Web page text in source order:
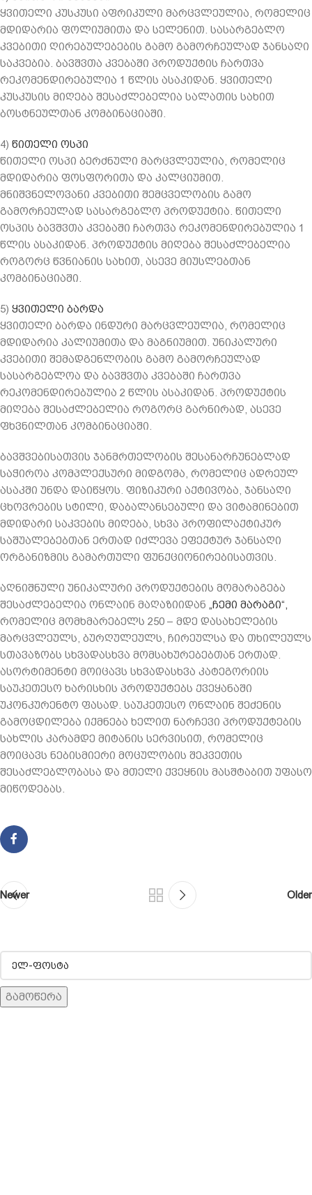
ყვითელი კუსკუსი აფრიკული მარცვლეულია, რომელიც
მდიდარია ფოლიუმითა და სელენით. სასარგებლო
კვებითი ღირებულებების გამო გამორჩეულად ჯანსაღი
საკვებია. ბავშვთა კვებაში პროდუქტის ჩართვა
რეკომენდირებულია 1 წლის ასაკიდან. ყვითელი
კუსკუსის მიღება შესაძლებელია სალათის სახით
ბოსტნეულთან კომბინაციაში.
4) წითელი ოსპი
წითელი ოსპი ბერძნული მარცვლეულია, რომელიც
მდიდარია ფოსფორითა და კალციუმით.
მნიშვნელოვანი კვებითი შემცველობის გამო
გამორჩეულად სასარგებლო პროდუქტია. წითელი
ოსპის ბავშვთა კვებაში ჩართვა რეკომენდირებულია 1
წლის ასაკიდან. პროდუქტის მიღება შესაძლებელია
როგორც წვნიანის სახით, ასევე მიუსლებთან
კომბინაციაში.
5) ყვითელი ბარდა
ყვითელი ბარდა ინდური მარცვლეულია, რომელიც
მდიდარია კალიუმითა და მაგნიუმით. უნიკალური
კვებითი შემადგენლობის გამო გამორჩეულად
სასარგებლოა და ბავშვთა კვებაში ჩართვა
რეკომენდირებულია 2 წლის ასაკიდან. პროდუქტის
მიღება შესაძლებელია როგორც გარნირად, ასევე
ფხვნილთან კომბინაციაში.
ბავშვებისათვის ჯანმრთელობის შესანარჩუნებლად
საჭიროა კომპლექსური მიდგომა, რომელიც ადრეულ
ასაკში უნდა დაიწყოს. ფიზიკური აქტივობა, ჯანსაღი
ცხოვრების სტილი, დაბალანსებული და ვიტამინებით
მდიდარი საკვების მიღება, სხვა პროფილაქტიკურ
საშუალებებთან ერთად იძლევა ეფექტურ ჯანსაღი
ორგანიზმის გამართული ფუნქციონირებისათვის.
აღნიშნული უნიკალური პროდუქტების მომარაგება
შესაძლებელია ონლაინ მაღაზიიდან „ჩემი მარაგი“,
რომელიც მომხმარებელს 250 – მდე დასახელების
მარცვლეულს, ბურღულეულს, ჩირეულსა და თხილეულს
სთავაზობს სხვადასხვა მომსახურებებთან ერთად.
ასორტიმენტი მოიცავს სხვადასხვა კატეგორიის
საუკეთესო ხარისხის პროდუქტებს ქვეყანაში
უკონკურენტო ფასად. საუკეთესო ონლაინ შეძენის
გამოცდილება იქმნება ხელით ნარჩევი პროდუქტების
სახლის კარამდე მიტანის სერვისით, რომელიც
მოიცავს ნებისმიერი მოცულობის შეკვეთის
შესაძლებლობასა და მთელი ქვეყნის მასშტაბით უფასო
მიწოდებას.
Newer Older